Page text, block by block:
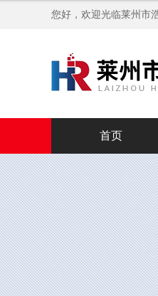
您好，欢迎光临莱州市
首页